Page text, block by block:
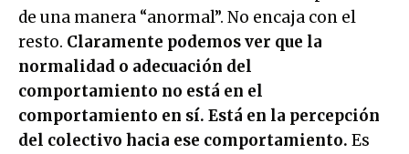
de una manera “anormal”. No encaja con el
resto. Claramente podemos ver que la
normalidad o adecuación del
comportamiento no está en el
comportamiento en sí. Está en la percepción
del colectivo hacia ese comportamiento. Es